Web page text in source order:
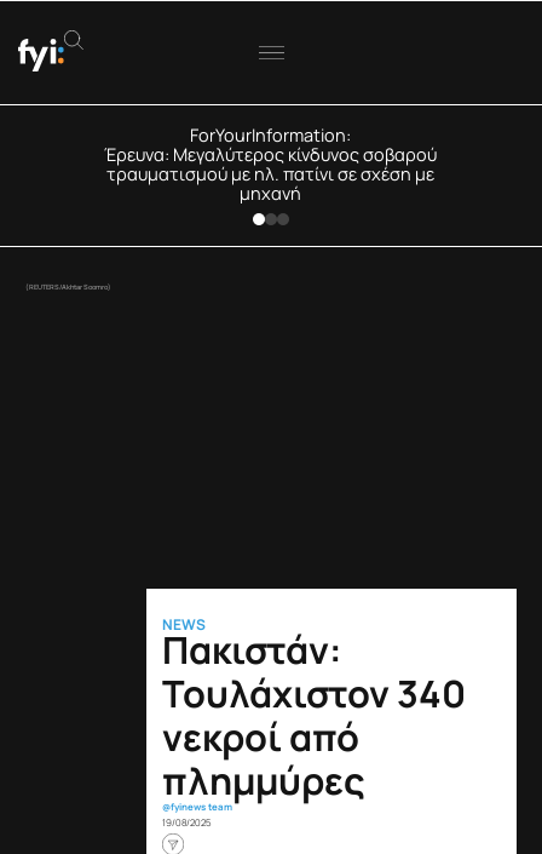
ForYourInformation:
Έρευνα: Μεγαλύτερος κίνδυνος σοβαρού
τραυματισμού με ηλ. πατίνι σε σχέση με
μηχανή
(REUTERS/Akhtar Soomro)
NEWS
Πακιστάν:
Τουλάχιστον 340
νεκροί από
πλημμύρες
@fyinews team
19/08/2025